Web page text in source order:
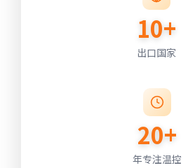
10+
出口国家
20+
年专注温控